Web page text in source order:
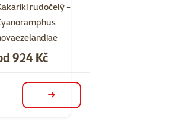
rudočelý -
924 Kč
detail